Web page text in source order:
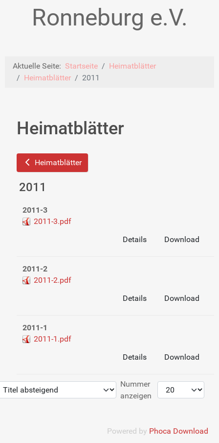
Ronneburg e.V.
Aktuelle Seite: Startseite
Heimatblätter
Heimatblätter
2011
Heimatblätter
Heimatblätter
2011
2011-3
2011-3.pdf
Download
Details
2011-2
2011-2.pdf
Download
Details
2011-1
2011-1.pdf
Download
Details
Nummer
anzeigen
Powered by Phoca Download